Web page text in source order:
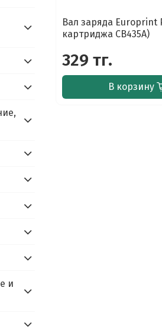
Вал заряда Europrint
картриджа CB435A)
329 тг.
В корзину
и